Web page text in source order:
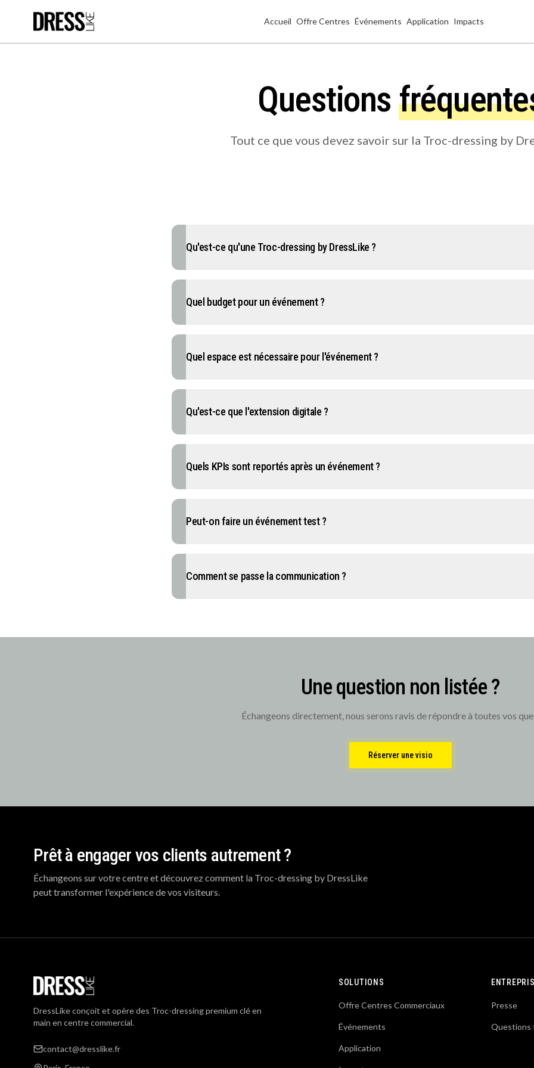
Accueil Offre Centres Événements Application Impacts
Questions
Tout ce que vous devez savoir sur la Troc-dressing by
Qu'est-ce qu'une Troc-dressing by DressLike ?
Quel budget pour un événement ?
Quel espace est nécessaire pour l'événement ?
Qu'est-ce que l'extension digitale ?
Quels KPIs sont reportés après un événement ?
Peut-on faire un événement test ?
Comment se passe la communication ?
Une question non listée ?
Échangeons directement, nous serons ravis de répondre à toutes vos
Réserver une visio
Prêt à engager vos clients autrement ?
Échangeons sur votre centre et découvrez comment la Troc-dressing by DressLike
peut transformer l'expérience de vos visiteurs.
DressLike conçoit et opère des Troc-dressing premium clé en
main en centre commercial.
contact@dresslike.fr
SOLUTIONS
Offre Centres Commerciaux
Événements
Application
Presse
Questions